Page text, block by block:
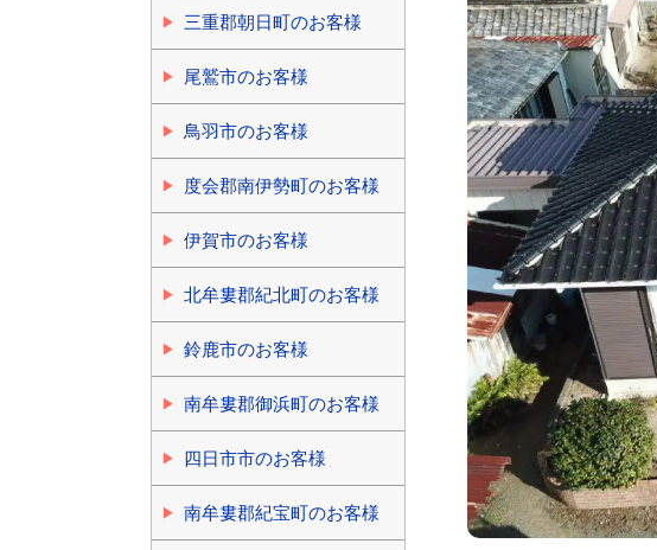
三重郡朝日町のお客様
尾鷲市のお客様
鳥羽市のお客様
度会郡南伊勢町のお客様
伊賀市のお客様
北牟婁郡紀北町のお客様
鈴鹿市のお客様
南牟婁郡御浜町のお客様
四日市市のお客様
南牟婁郡紀宝町のお客様